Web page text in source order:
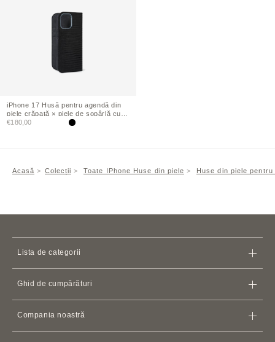
iPhone 17 Husă pentru agendă din
piele crăpată × piele de șopârlă cu
relief
Preț de vânzare
€180,00
Negru
Acasă Colecții Toate IPhone Huse din piele Huse din piele
Lista de categorii
Ghid de cumpărături
Compania noastră